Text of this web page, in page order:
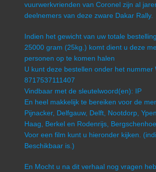
vuurwerkvrienden van Coronel zijn al
deelnemers van deze zware Dakar Rally.
Indien het gewicht van uw totale
25000 gram (25kg.) komt dient u deze
personen op te komen halen
U kunt deze bestellen onder het nummer
8717537111407
Vindbaar met de sleutelwoord(en): IP
En heel makkelijk te bereiken voor de
Pijnacker, Delfgauw, Delft, Nootdorp,
Haag, Berkel en Rodenrijs,
Voor een film kunt u hieronder kijken.
Beschikbaar is.)
En Mocht u na dit verhaal nog vragen